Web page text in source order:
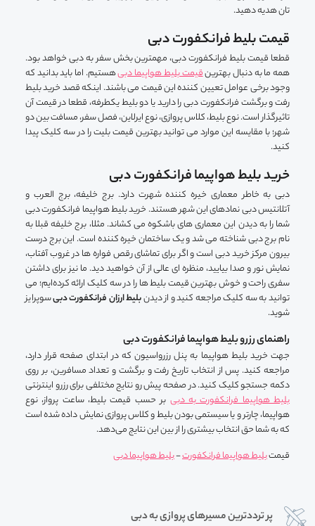
تان هدیه دهید.
قیمت بلیط فرانکفورت دبی
قطعا قیمت بلیط فرانکفورت دبی، مهمترین بخش سفر به دبی خواهد بود.
همه ما به دنبال بهترینقیمت بلیط هواپیما دبیهستیم. اما باید بدانید که
وجود برخی عوامل تعیین کننده این قیمت می باشند. اینکه قصد خرید بلیط
رفت و برگشت فرانکفورت دبی را دارید یا دو بلیط یکطرفه، قطعا در قیمت آن
تاثیرگذار است. نوع بلیط، کلاس پروازی، نوع ایرلاین، فصل سفر، مسافت بین دو
شهر؛ با مقایسه این موارد می توانید بهترین قیمت بلیت را در سه کلیک پیدا
کنید.
خرید بلیط هواپیما فرانکفورت دبی
دبی به خاطر معماری خیره کننده شهرت دارد. برج خلیفه، برج العرب و
آتلانتیس دبی نمادهای این شهر هستند. خرید بلیط هواپیما فرانکفورت دبی
شما را به دیدن این معماری های باشکوه می کشاند. مثلا، برج خلیفه قبلا به
نام برج دبی شناخته می شد و یک ساختمان خیره کننده است. این برج درست
بیرون مرکز خرید دبی است و اگر برای تماشای رقص فواره ها در غروب آفتاب،
نمایش نور و صدا بیایید، منظره ای عالی از آن خواهید دید. ما نیز برای داشتن
سفری راحت و خوش بهترین قیمت بلیط ها را در سه کلیک ارائه کرده‌ایم؛ می
توانید به سه کلیک مراجعه کنید و از دیدنبلیط ارزان فرانکفورت دبیسوپرایز
شوید.
راهنمای رزرو بلیط هواپیما فرانکفورت دبی
جهت خرید بلیط هواپیما به پنل رزرواسیون که در ابتدای صفحه قرار دارد،
مراجعه کنید. پس از انتخاب تاریخ رفت و برگشت و تعداد مسافرین، بر روی
دکمه جستجو کلیک کنید. در صفحه پیش رو نتایج مختلفی برای رزرو اینترنتی
بلیط هواپیما فرانکفورت به دبی بر حسب قیمت بلیط، ساعت پرواز، نوع
هواپیما، چارتر و یا سیستمی بودن بلیط و کلاس پروازی نمایش داده شده است
که به شما حق انتخاب بیشتری را از بین این نتایج می‌دهد.
قیمتبلیط هواپیما فرانکفورت-بلیط هواپیما دبی
پر ترددترین مسیرهای پروازی به دبی